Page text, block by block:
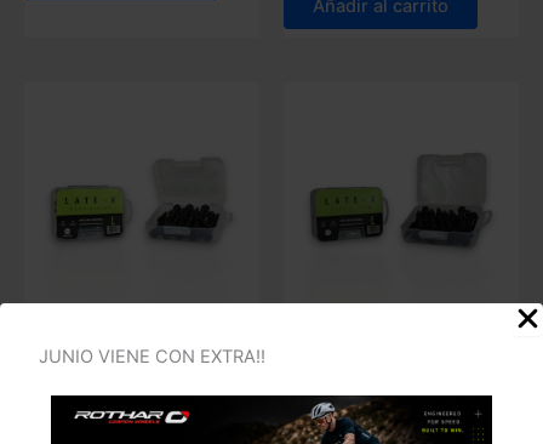
JUNIO VIENE CON EXTRA!!
Añadir al carrito
TUBELESS MOUSE
TUBELESS ALUMINIO
44mm